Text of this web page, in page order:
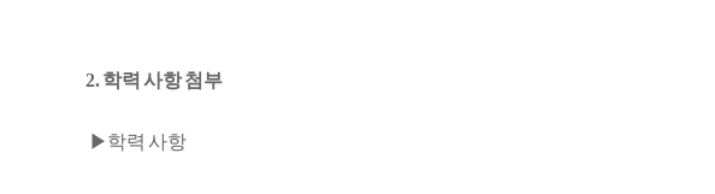
2. 학력 사항 첨부
▶학력 사항